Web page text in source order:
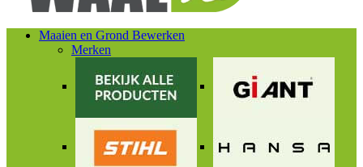
Maaien en Grond Bewerken
Merken